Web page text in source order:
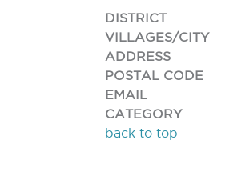
DISTRICT
VILLAGES/CITY
ADDRESS
POSTAL CODE
EMAIL
CATEGORY
back to top